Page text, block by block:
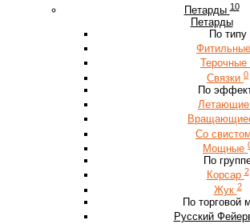
Петарды 10
Петарды
По типу
Фитильные
Терочные
Связки 0
По
Летающие
Со свистом
Мощные
По
Корсар 2
Жук 2
По торговой
Русский